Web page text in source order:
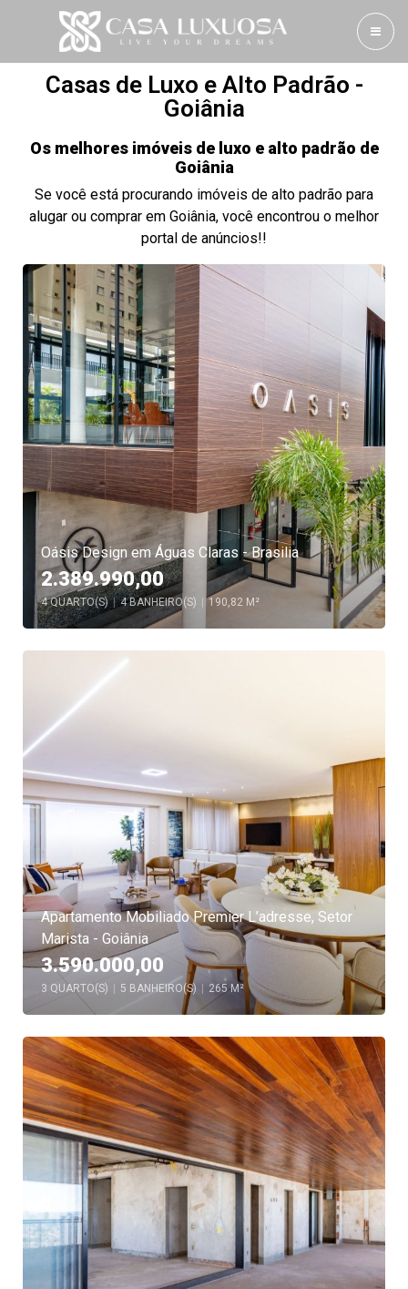
Casas de Luxo e Alto Padrão -
Goiânia
Os melhores imóveis de luxo e alto padrão de
Goiânia
Se você está procurando imóveis de alto padrão para
alugar ou comprar em Goiânia, você encontrou o melhor
portal de anúncios!!
Oásis Design em Águas Claras - Brasilia
2.389.990,00
4 QUARTO(S) | 4 BANHEIRO(S) 190,82 M²
Apartamento Mobiliado Premier L’adresse, Setor
Marista - Goiânia
3.590.000,00
3 QUARTO(S) 5 BANHEIRO(S) 265 M²